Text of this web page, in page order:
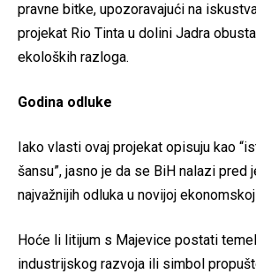
pravne bitke, upozoravajući na
projekat Rio Tinta u dolini Jadra
ekoloških razloga.
Godina odluke
Iako vlasti ovaj projekat opisuju kao
šansu”, jasno je da se BiH nalazi pred
najvažnijih odluka u novijoj
Hoće li litijum s Majevice postati
industrijskog razvoja ili simbol